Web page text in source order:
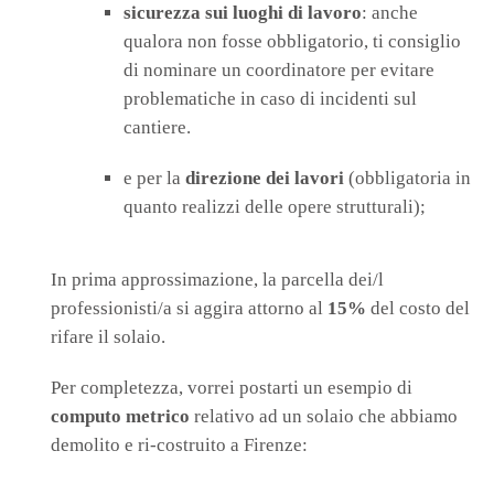
sicurezza sui luoghi di lavoro: anche
qualora non fosse obbligatorio, ti consiglio
di nominare un coordinatore per evitare
problematiche in caso di incidenti sul
cantiere.
e per la direzione dei lavori (obbligatoria in
quanto realizzi delle opere strutturali);
In prima approssimazione, la parcella dei/l
professionisti/a si aggira attorno al 15% del costo del
rifare il solaio.
Per completezza, vorrei postarti un esempio di
computo metrico relativo ad un solaio che abbiamo
demolito e ri-costruito a Firenze: